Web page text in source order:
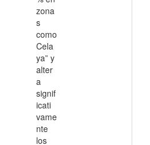
zona
s
como
Cela
ya” y
alter
a
signif
icati
vame
nte
los